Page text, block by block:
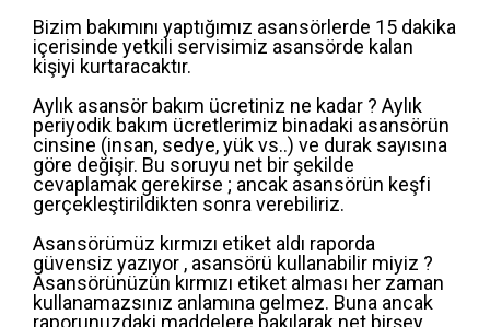
Bizim bakımını yaptığımız asansörlerde 15 dakika
içerisinde yetkili servisimiz asansörde kalan
kişiyi kurtaracaktır.
Aylık asansör bakım ücretiniz ne kadar ? Aylık
periyodik bakım ücretlerimiz binadaki asansörün
cinsine (insan, sedye, yük vs..) ve durak sayısına
göre değişir. Bu soruyu net bir şekilde
cevaplamak gerekirse ; ancak asansörün keşfi
gerçekleştirildikten sonra verebiliriz.
Asansörümüz kırmızı etiket aldı raporda
güvensiz yazıyor , asansörü kullanabilir miyiz ?
Asansörünüzün kırmızı etiket alması her zaman
kullanamazsınız anlamına gelmez. Buna ancak
raporunuzdaki maddelere bakılarak net birşey